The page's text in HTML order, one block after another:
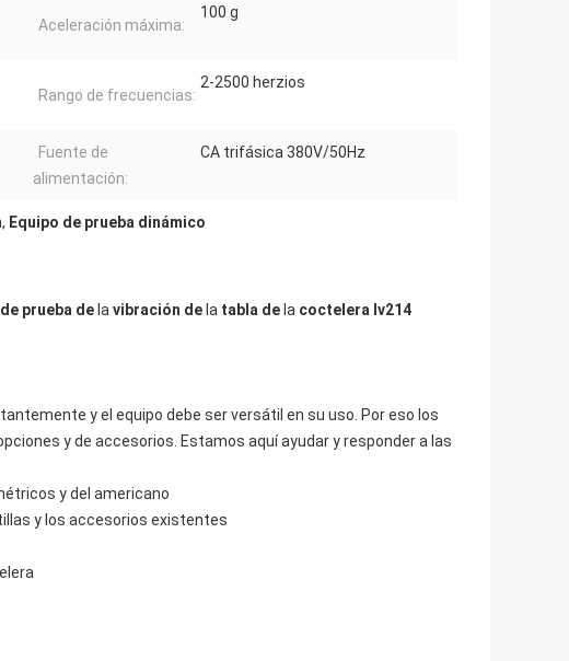
Aceleración máxima:
100 g
Rango de frecuencias:
2-2500 herzios
Fuente de
alimentación:
CA trifásica 380V/50Hz
, Equipo de prueba dinámico
prueba dela vibración dela tabla dela coctelera lv214
y el equipo debe ser versátil en su uso. Por eso los
y de accesorios. Estamos aquí ayudar y responder a las
y del americano
y los accesorios existentes